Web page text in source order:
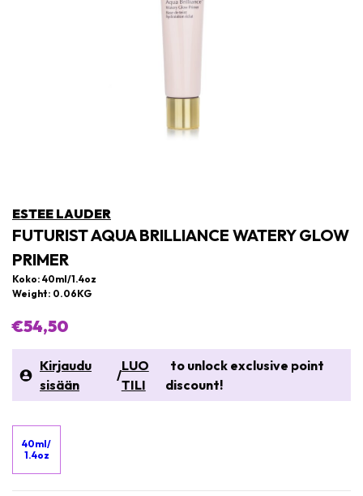
ESTEE LAUDER
FUTURIST AQUA BRILLIANCE WATERY GLOW
PRIMER
Koko: 40ml/1.4oz
Weight: 0.06KG
€54,50
Kirjaudu
sisään
/
LUO
TILI
to unlock exclusive point
discount!
40ml/
1.4oz